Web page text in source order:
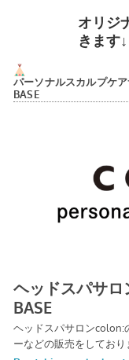
オリジ
きます↓